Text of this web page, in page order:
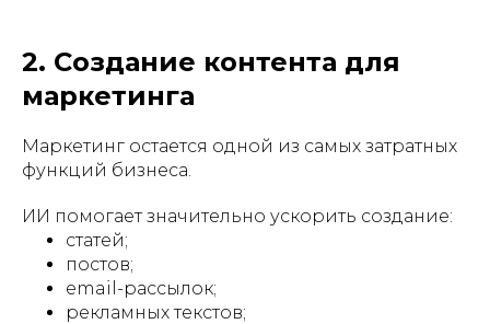
2. Создание контента для
маркетинга
Маркетинг остается одной из самых затратных
функций бизнеса.
ИИ помогает значительно ускорить создание:
статей;
постов;
email-рассылок;
рекламных текстов;